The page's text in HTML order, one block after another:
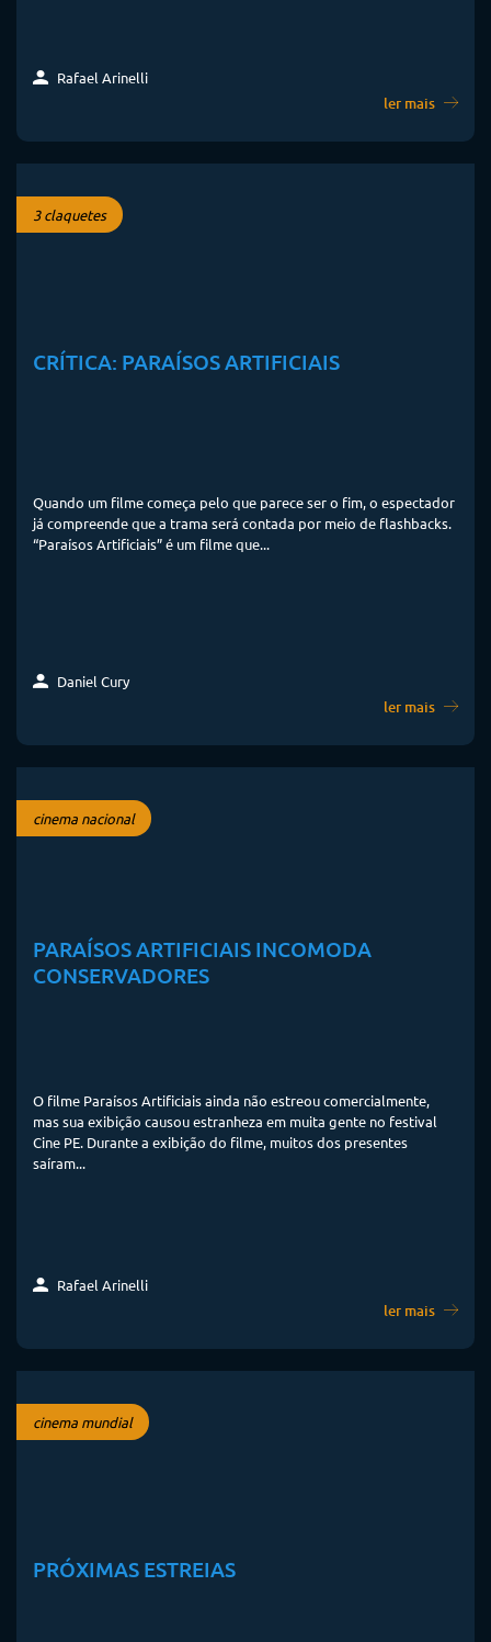
Rafael Arinelli
ler mais
3 claquetes
CRÍTICA: PARAÍSOS ARTIFICIAIS
Quando um filme começa pelo que parece ser o fim, o espectador
já compreende que a trama será contada por meio de flashbacks.
“Paraísos Artificiais” é um filme que...
Daniel Cury
ler mais
cinema nacional
PARAÍSOS ARTIFICIAIS INCOMODA
CONSERVADORES
O filme Paraísos Artificiais ainda não estreou comercialmente,
mas sua exibição causou estranheza em muita gente no festival
Cine PE. Durante a exibição do filme, muitos dos presentes
saíram...
Rafael Arinelli
ler mais
cinema mundial
PRÓXIMAS ESTREIAS